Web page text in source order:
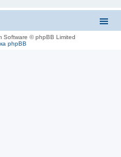
Software © phpBB Limited
phpBB